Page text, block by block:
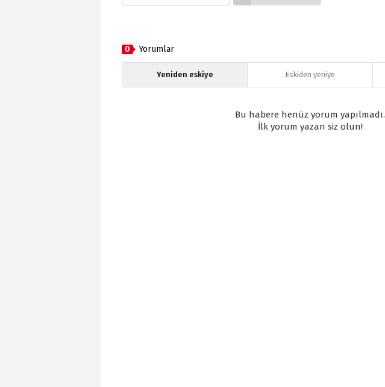
0 Yorumlar
Yeniden eskiye Eskiden yeniye
Bu habere henüz yorum yapılmadı.
İlk yorum yazan siz olun!